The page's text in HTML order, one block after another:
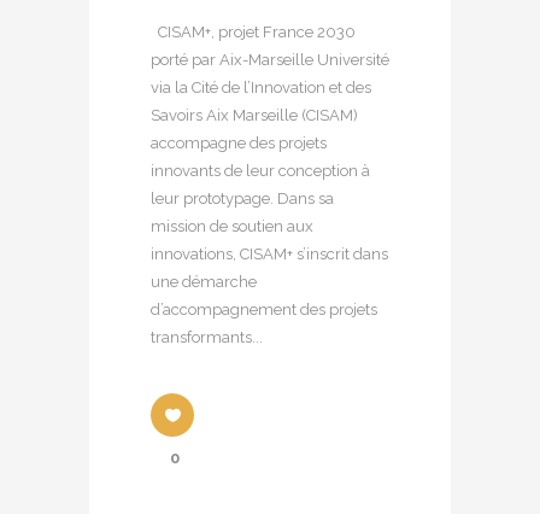
CISAM+, projet France 2030
porté par Aix-Marseille Université
via la Cité de l’Innovation et des
Savoirs Aix Marseille (CISAM)
accompagne des projets
innovants de leur conception à
leur prototypage. Dans sa
mission de soutien aux
innovations, CISAM+ s’inscrit dans
une démarche
d’accompagnement des projets
transformants...
0